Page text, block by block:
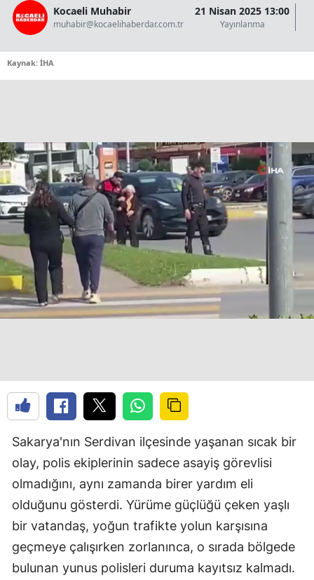
Kocaeli Muhabir
muhabir@kocaelihaberdar.com.tr
21 Nisan 2025 13:00
Yayınlanma
Kaynak: İHA
Sakarya'nın Serdivan ilçesinde yaşanan sıcak bir
olay, polis ekiplerinin sadece asayiş görevlisi
olmadığını, aynı zamanda birer yardım eli
olduğunu gösterdi. Yürüme güçlüğü çeken yaşlı
bir vatandaş, yoğun trafikte yolun karşısına
geçmeye çalışırken zorlanınca, o sırada bölgede
bulunan yunus polisleri duruma kayıtsız kalmadı.